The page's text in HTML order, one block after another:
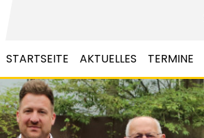
STARTSEITE AKTUELLES TERMINE